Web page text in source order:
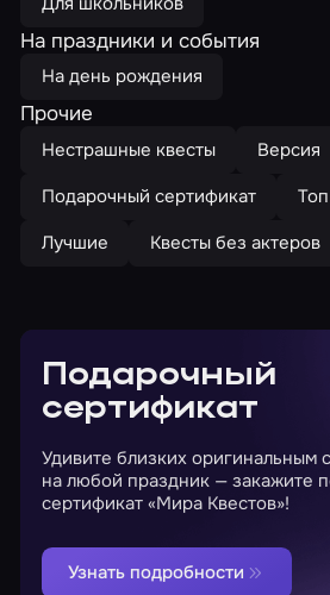
На праздники и события
На день рождения
Прочие
Нестрашные квесты Версия
Подарочный сертификат
Лучшие
Квесты без актеров
Подарочный
сертификат
Удивите близких оригинальным
на любой праздник — закажите
сертификат «Мира Квестов»!
Узнать подробности